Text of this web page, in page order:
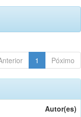
1 Póximo
Autor(es)